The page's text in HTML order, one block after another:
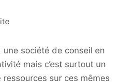
une société de conseil en
mais c’est surtout un
sur ces mêmes